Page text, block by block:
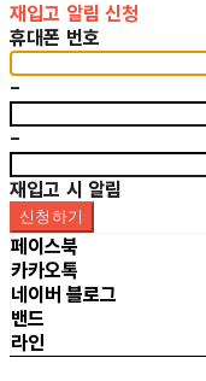
재입고 알림 신청
휴대폰 번호
-
-
재입고 시 알림
신청하기
페이스북
카카오톡
네이버 블로그
밴드
라인